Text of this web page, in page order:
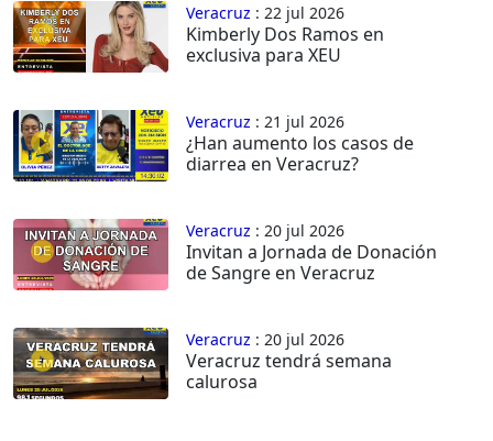
Veracruz : 22 jul 2026
Kimberly Dos Ramos en
exclusiva para XEU
Veracruz : 21 jul 2026
¿Han aumento los casos de
diarrea en Veracruz?
Veracruz : 20 jul 2026
Invitan a Jornada de Donación
de Sangre en Veracruz
Veracruz : 20 jul 2026
Veracruz tendrá semana
calurosa